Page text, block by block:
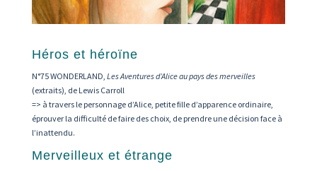
Héros et héroïne
N°75 WONDERLAND, Les Aventures d’Alice au pays des merveilles
(extraits), de Lewis Carroll
=> à travers le personnage d’Alice, petite fille d’apparence ordinaire,
éprouver la difficulté de faire des choix, de prendre une décision face à
l’inattendu.
Merveilleux et étrange